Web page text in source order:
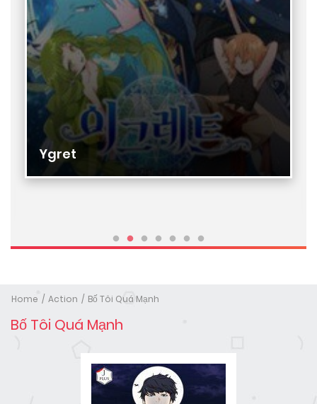
Ygret
Home Action Bố Tôi Quá Mạnh
Bố Tôi Quá Mạnh